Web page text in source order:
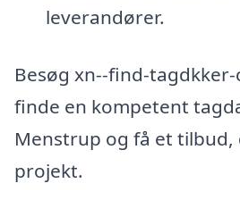
leverandører.
Besøg xn--find-
finde en kompetent
Menstrup og få et tilbud,
projekt.